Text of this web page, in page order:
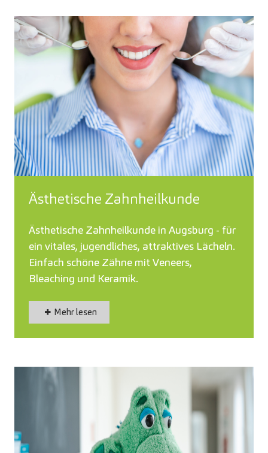
Ästhetische Zahnheilkunde
Ästhetische Zahnheilkunde in Augsburg - für
ein vitales, jugendliches, attraktives Lächeln.
Einfach schöne Zähne mit Veneers,
Bleaching und Keramik.
Mehr lesen